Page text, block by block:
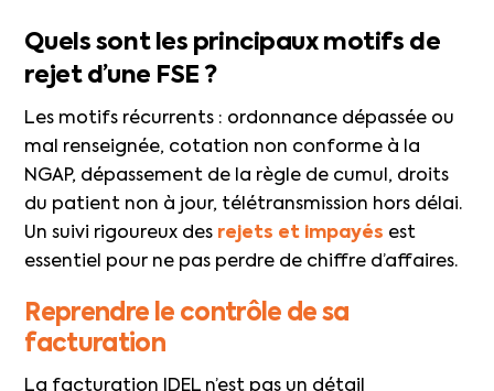
Quels sont les principaux motifs de
rejet d’une FSE ?
Les motifs récurrents : ordonnance dépassée ou
mal renseignée, cotation non conforme à la
NGAP, dépassement de la règle de cumul, droits
du patient non à jour, télétransmission hors délai.
Un suivi rigoureux des rejets et impayés est
essentiel pour ne pas perdre de chiffre d’affaires.
Reprendre le contrôle de sa
facturation
La facturation IDEL n’est pas un détail